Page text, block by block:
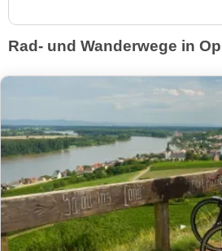
Rad- und Wanderwege in